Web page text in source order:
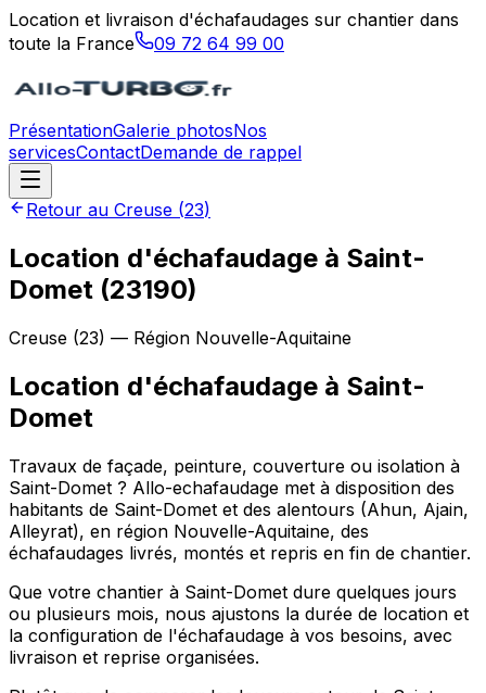
Location et livraison d'échafaudages sur chantier dans
toute la France
09 72 64 99 00
PrésentationGalerie photosNos
servicesContactDemande de rappel
Retour au Creuse (23)
Location d'échafaudage à Saint-
Domet (23190)
Creuse (23) — Région Nouvelle-Aquitaine
Location d'échafaudage à Saint-
Domet
Travaux de façade, peinture, couverture ou isolation à
Saint-Domet ? Allo-echafaudage met à disposition des
habitants de Saint-Domet et des alentours (Ahun, Ajain,
Alleyrat), en région Nouvelle-Aquitaine, des
échafaudages livrés, montés et repris en fin de chantier.
Que votre chantier à Saint-Domet dure quelques jours
ou plusieurs mois, nous ajustons la durée de location et
la configuration de l'échafaudage à vos besoins, avec
livraison et reprise organisées.